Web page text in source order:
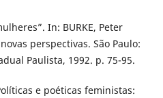
In: BURKE, Peter
perspectivas. São Paulo:
Paulista, 1992. p. 75-95.
e poéticas feministas: